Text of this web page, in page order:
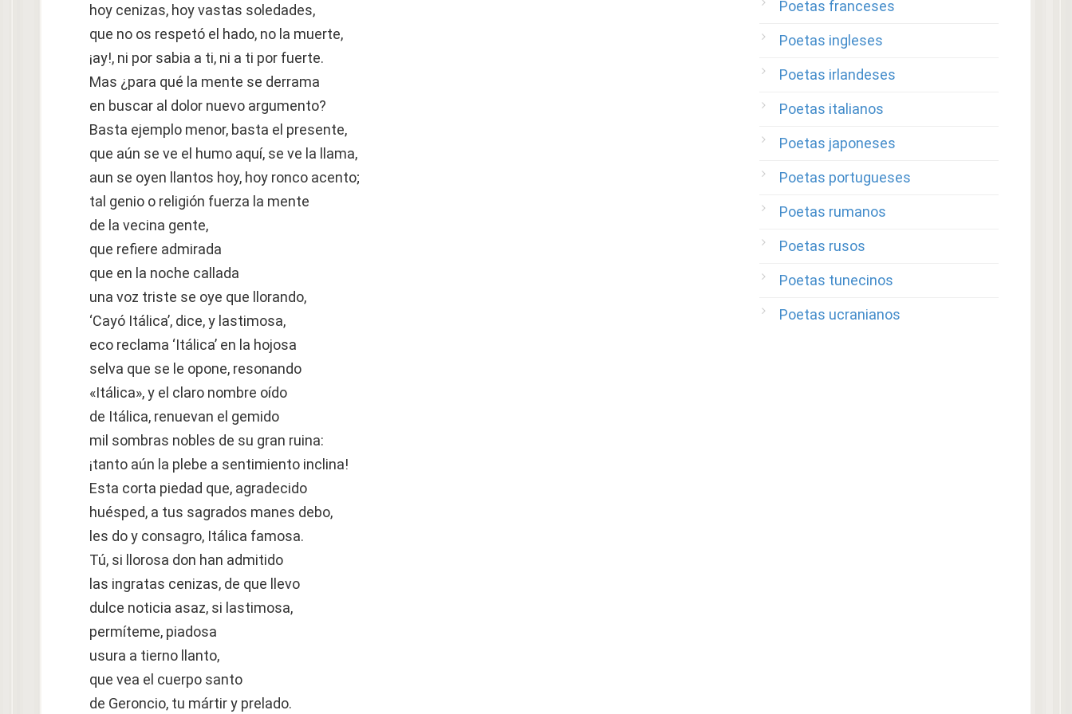
hoy cenizas, hoy vastas soledades,
que no os respetó el hado, no la muerte,
¡ay!, ni por sabia a ti, ni a ti por fuerte.
Mas ¿para qué la mente se derrama
en buscar al dolor nuevo argumento?
Basta ejemplo menor, basta el presente,
que aún se ve el humo aquí, se ve la llama,
aun se oyen llantos hoy, hoy ronco acento;
tal genio o religión fuerza la mente
de la vecina gente,
que refiere admirada
que en la noche callada
una voz triste se oye que llorando,
‘Cayó Itálica’, dice, y lastimosa,
eco reclama ‘Itálica’ en la hojosa
selva que se le opone, resonando
«Itálica», y el claro nombre oído
de Itálica, renuevan el gemido
mil sombras nobles de su gran ruina:
¡tanto aún la plebe a sentimiento inclina!
Esta corta piedad que, agradecido
huésped, a tus sagrados manes debo,
les do y consagro, Itálica famosa.
Tú, si llorosa don han admitido
las ingratas cenizas, de que llevo
dulce noticia asaz, si lastimosa,
permíteme, piadosa
usura a tierno llanto,
que vea el cuerpo santo
de Geroncio, tu mártir y prelado.
Poetas franceses
Poetas ingleses
Poetas irlandeses
Poetas italianos
Poetas japoneses
Poetas portugueses
Poetas rumanos
Poetas rusos
Poetas tunecinos
Poetas ucranianos